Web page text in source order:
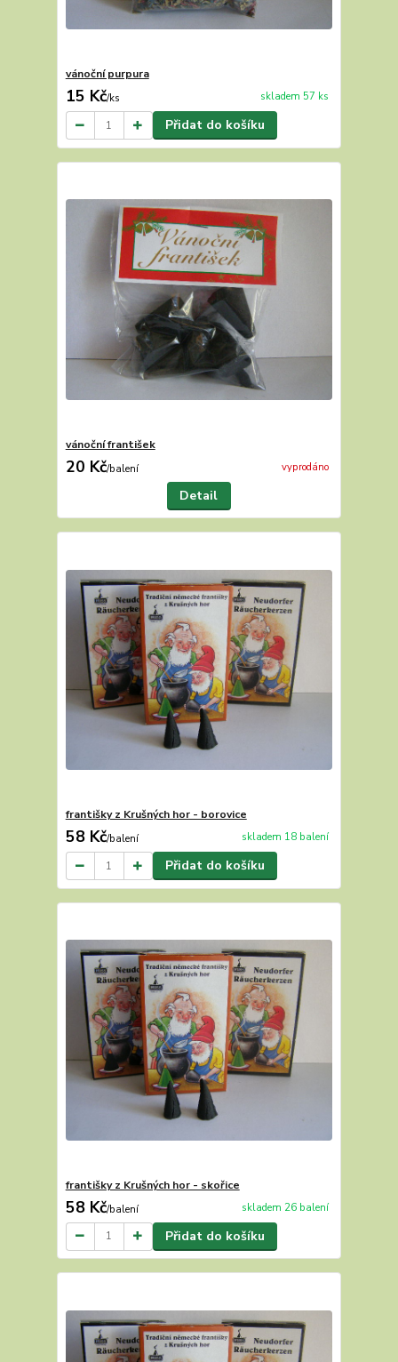
vánoční purpura
15 Kč/ks skladem 57 ks
Přidat do košíku
vánoční františek
20 Kč/balení vyprodáno
Detail
františky z Krušných hor - borovice
58 Kč/balení skladem 18 balení
Přidat do košíku
františky z Krušných hor - skořice
58 Kč/balení skladem 26 balení
Přidat do košíku